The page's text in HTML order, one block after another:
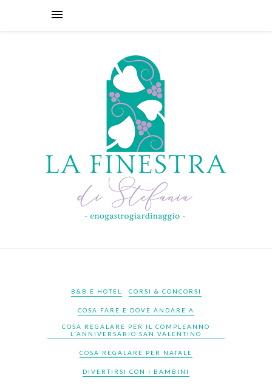
B&B E HOTEL CORSI & CONCORSI
COSA FARE E DOVE ANDARE A
COSA REGALARE PER IL COMPLEANNO
L'ANNIVERSARIO SAN VALENTINO
COSA REGALARE PER NATALE
DIVERTIRSI CON I BAMBINI